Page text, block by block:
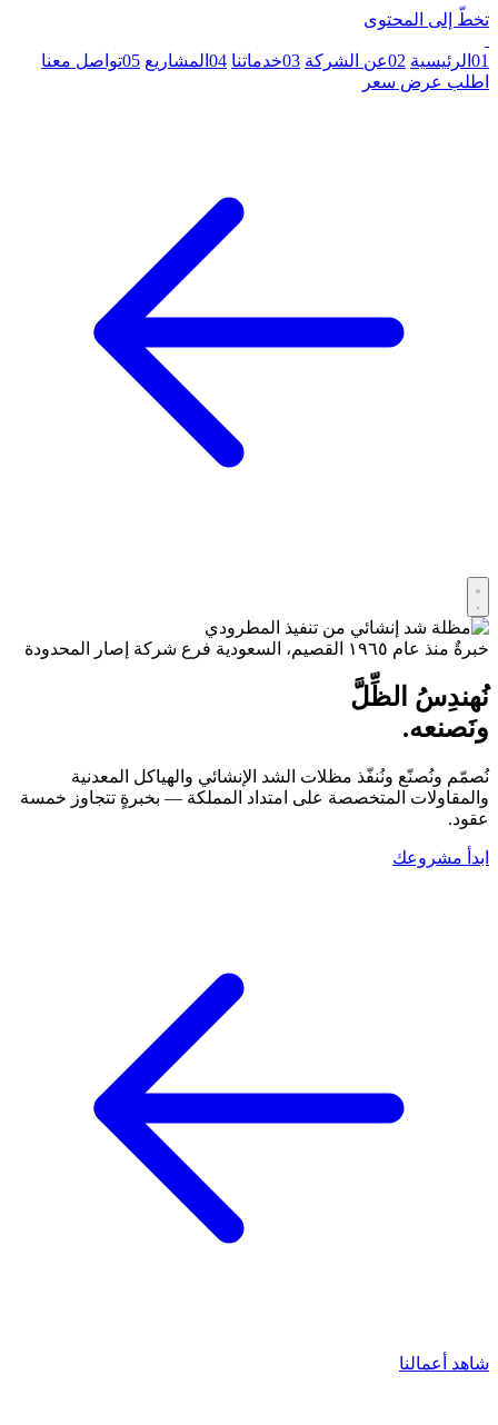
تخطّ إلى المحتوى
01 الرئيسية 02عن الشركة 03خدماتنا 04 المشاريع 05تواصل معنا
اطلب عرض سعر
خبرةٌ منذ عام ١٩٦٥ القصيم، السعودية فرع شركة إصار المحدودة
نُهندِسُ الظِّلَّ
ونَصنعه.
نُصمّم ونُصنّع ونُنفّذ مظلات الشد الإنشائي والهياكل المعدنية
والمقاولات المتخصصة على امتداد المملكة — بخبرةٍ تتجاوز خمسة
عقود.
ابدأ مشروعك
شاهد أعمالنا